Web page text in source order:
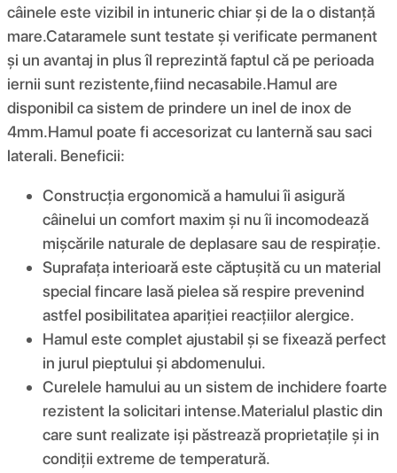
câinele este vizibil in intuneric chiar și de la o distanță
mare.Cataramele sunt testate și verificate permanent
și un avantaj in plus îl reprezintă faptul că pe perioada
iernii sunt rezistente,fiind necasabile.Hamul are
disponibil ca sistem de prindere un inel de inox de
4mm.Hamul poate fi accesorizat cu lanternă sau saci
laterali. Beneficii:
Construcția ergonomică a hamului îi asigură
câinelui un comfort maxim și nu îi incomodează
mișcările naturale de deplasare sau de respirație.
Suprafața interioară este căptușită cu un material
special fincare lasă pielea să respire prevenind
astfel posibilitatea apariției reacțiilor alergice.
Hamul este complet ajustabil și se fixează perfect
in jurul pieptului și abdomenului.
Curelele hamului au un sistem de inchidere foarte
rezistent la solicitari intense.Materialul plastic din
care sunt realizate iși păstrează proprietațile și in
condiții extreme de temperatură.